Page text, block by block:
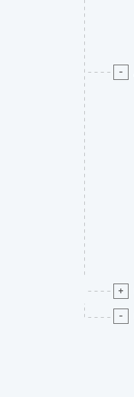
-
+
-